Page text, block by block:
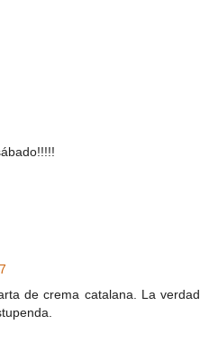
de crema catalana. La verdad